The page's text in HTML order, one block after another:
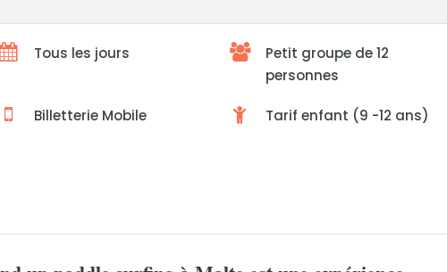
Tous les jours
Petit groupe de 12
personnes
Billetterie Mobile Tarif enfant (9 -12 ans)